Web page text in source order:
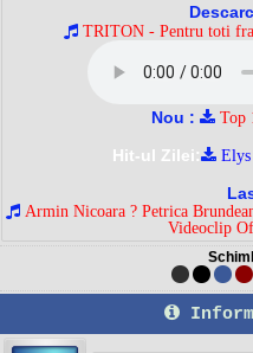
TRITON - Pentru toti
Nou : Top
Hit-ul Zilei:
Elys
Armin Nicoara ? Petrica
Videoclip